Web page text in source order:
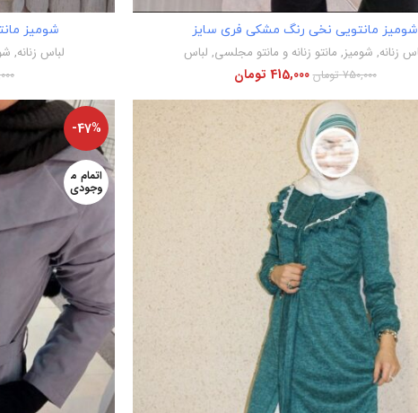
اطلاعات بیشتر
شومیز مانتویی نخی رنگ مشکی فری سایز
زنانه, شومیز, مانتو زنانه و مانتو مجلسی, لباس
750,000 تومان 415,000 تومان
شومیز
لباس زنانه,
-47%
اتمام م
وجودی